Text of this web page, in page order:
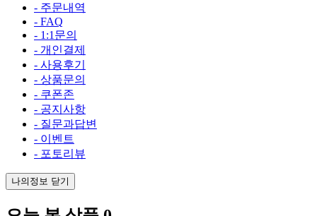
- 주문내역
- FAQ
- 1:1문의
- 개인결제
- 사용후기
- 상품문의
- 쿠폰존
- 공지사항
- 질문과답변
- 이벤트
- 포토리뷰
나의정보 닫기